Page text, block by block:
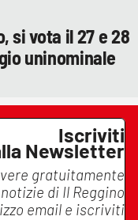
si vota il 27 e 28
uninominale
Iscriviti
Newsletter
gratuitamente
di Il Reggino
email e iscriviti